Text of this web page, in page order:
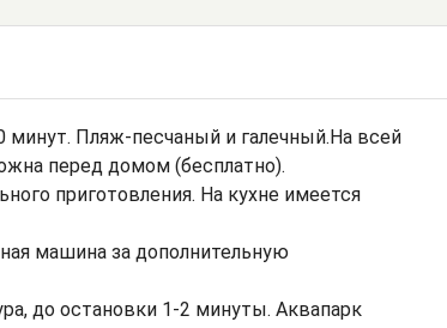
минут. Пляж-песчаный и галечный.На всей
перед домом (бесплатно).
приготовления. На кухне имеется
машина за дополнительную
до остановки 1-2 минуты. Аквапарк